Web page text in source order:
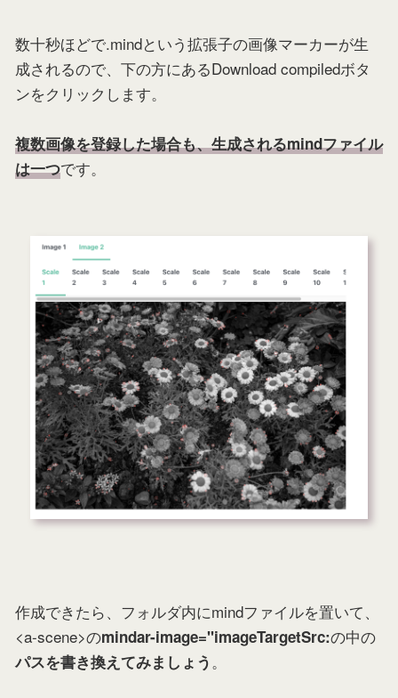
数十秒ほどで.mindという拡張子の画像マーカーが生
成されるので、下の方にあるDownload compiledボタ
ンをクリックします。
複数画像を登録した場合も、生成されるmindファイル
は一つです。
作成できたら、フォルダ内にmindファイルを置いて、
<a-scene>のmindar-image="imageTargetSrc:の中の
パスを書き換えてみましょう 。